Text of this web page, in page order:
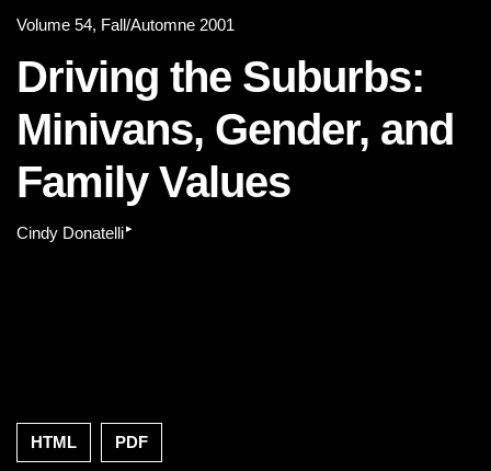
Volume 54, Fall/Automne 2001
Driving the Suburbs:
Minivans, Gender, and
Family Values
Cindy Donatelli▸
HTML PDF